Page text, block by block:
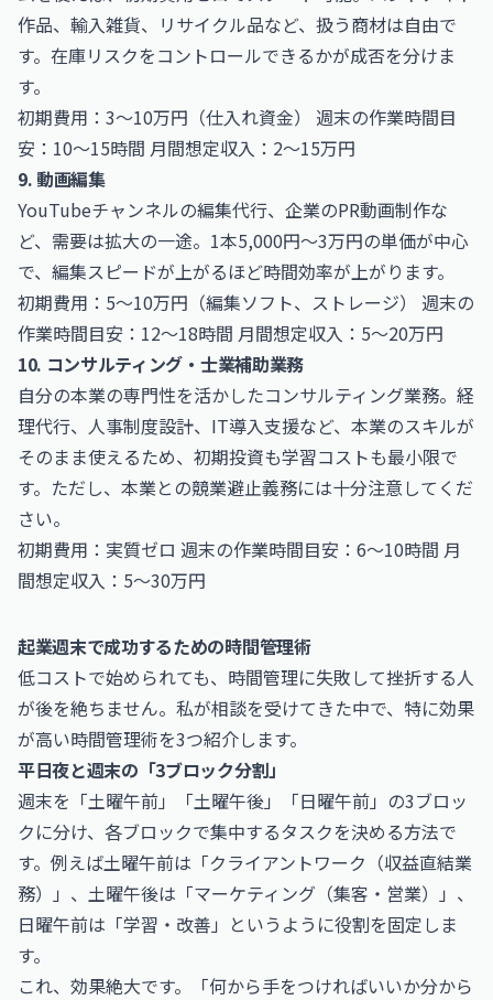
作品、輸入雑貨、リサイクル品など、扱う商材は自由で
す。在庫リスクをコントロールできるかが成否を分けま
す。
初期費用：3〜10万円（仕入れ資金） 週末の作業時間目
安：10〜15時間 月間想定収入：2〜15万円
9. 動画編集
YouTubeチャンネルの編集代行、企業のPR動画制作な
ど、需要は拡大の一途。1本5,000円〜3万円の単価が中心
で、編集スピードが上がるほど時間効率が上がります。
初期費用：5〜10万円（編集ソフト、ストレージ） 週末の
作業時間目安：12〜18時間 月間想定収入：5〜20万円
10. コンサルティング・士業補助業務
自分の本業の専門性を活かしたコンサルティング業務。経
理代行、人事制度設計、IT導入支援など、本業のスキルが
そのまま使えるため、初期投資も学習コストも最小限で
す。ただし、本業との競業避止義務には十分注意してくだ
さい。
初期費用：実質ゼロ 週末の作業時間目安：6〜10時間 月
間想定収入：5〜30万円
起業週末で成功するための時間管理術
低コストで始められても、時間管理に失敗して挫折する人
が後を絶ちません。私が相談を受けてきた中で、特に効果
が高い時間管理術を3つ紹介します。
平日夜と週末の「3ブロック分割」
週末を「土曜午前」「土曜午後」「日曜午前」の3ブロッ
クに分け、各ブロックで集中するタスクを決める方法で
す。例えば土曜午前は「クライアントワーク（収益直結業
務）」、土曜午後は「マーケティング（集客・営業）」、
日曜午前は「学習・改善」というように役割を固定しま
す。
これ、効果絶大です。「何から手をつければいいか分から